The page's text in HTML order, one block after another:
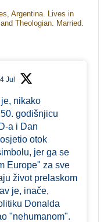
Argentina. Lives in
Theologian. Married.
4 Jul
nikako
godišnjicu
a i Dan
otok
jer ga se
Europe" za sve
život prelaskom
je, inače,
Donalda
"nehumanom".